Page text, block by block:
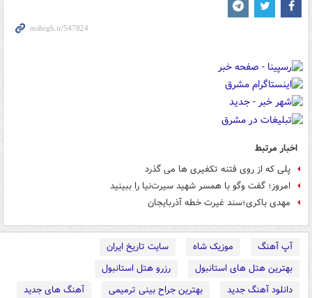
اخبار مرتبط
پلی که از روی فتنه تکفیری ها می گذرد
امروز؛ گفت وگو با همسر شهید سیرت‌نیا را ببینید
مهدی باکری؛سند غیرت خطه آذربایجان
آپ آهنگ موزیک شاه
سایت تاریخ ایران
بهترین هتل های استانبول
رزرو هتل استانبول
دانلود آهنگ جدید
بهترین جراح بینی ترمیمی
آهنگ های جدید